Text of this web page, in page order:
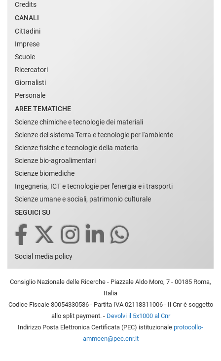
Credits
CANALI
Cittadini
Imprese
Scuole
Ricercatori
Giornalisti
Personale
AREE TEMATICHE
Scienze chimiche e tecnologie dei materiali
Scienze del sistema Terra e tecnologie per l'ambiente
Scienze fisiche e tecnologie della materia
Scienze bio-agroalimentari
Scienze biomediche
Ingegneria, ICT e tecnologie per l'energia e i trasporti
Scienze umane e sociali, patrimonio culturale
SEGUICI SU
Social media policy
Consiglio Nazionale delle Ricerche - Piazzale Aldo Moro, 7 - 00185 Roma,
Italia
Codice Fiscale 80054330586 - Partita IVA 02118311006 - Il Cnr è soggetto
allo split payment. - Devolvi il 5x1000 al Cnr
Indirizzo Posta Elettronica Certificata (PEC) istituzionale protocollo-
ammcen@pec.cnr.it